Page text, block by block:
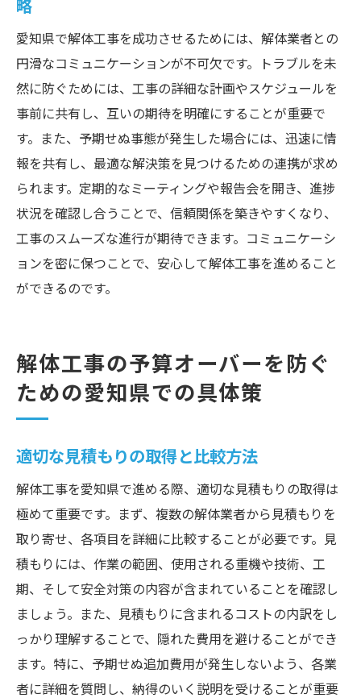
略
愛知県で解体工事を成功させるためには、解体業者との
円滑なコミュニケーションが不可欠です。トラブルを未
然に防ぐためには、工事の詳細な計画やスケジュールを
事前に共有し、互いの期待を明確にすることが重要で
す。また、予期せぬ事態が発生した場合には、迅速に情
報を共有し、最適な解決策を見つけるための連携が求め
られます。定期的なミーティングや報告会を開き、進捗
状況を確認し合うことで、信頼関係を築きやすくなり、
工事のスムーズな進行が期待できます。コミュニケーシ
ョンを密に保つことで、安心して解体工事を進めること
ができるのです。
解体工事の予算オーバーを防ぐ
ための愛知県での具体策
適切な見積もりの取得と比較方法
解体工事を愛知県で進める際、適切な見積もりの取得は
極めて重要です。まず、複数の解体業者から見積もりを
取り寄せ、各項目を詳細に比較することが必要です。見
積もりには、作業の範囲、使用される重機や技術、工
期、そして安全対策の内容が含まれていることを確認し
ましょう。また、見積もりに含まれるコストの内訳をし
っかり理解することで、隠れた費用を避けることができ
ます。特に、予期せぬ追加費用が発生しないよう、各業
者に詳細を質問し、納得のいく説明を受けることが重要